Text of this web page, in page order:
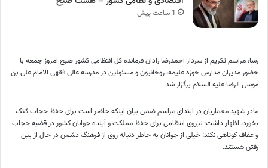
1 ساعت پیش
رسا: مراسم تکریم از سردار احمدرضا رادان فرمانده کل انتظامی کشور صبح امروز جمعه با
حضور مدیران مدارس حوزه علیمه، روحانیون و مسئولین در مدرسه عالی فقهی الامام علی بن
موسی الرضا علیه السلام برگزار شد.
مادر شهید معماریان در ابتدای مراسم ضمن بیان اینکه حاضر است برای حفظ حجاب کتک
بخورد، اظهار داشت: نیروی انتظامی برای حفظ مملکت و آینده جوانان کشور در قضیه حجاب
و عفاف کوتاهی نکند؛ خیلی از جوانان به خاطر دنباله روی از فرهنگ دشمن در حال از بین
رفتن هستند.